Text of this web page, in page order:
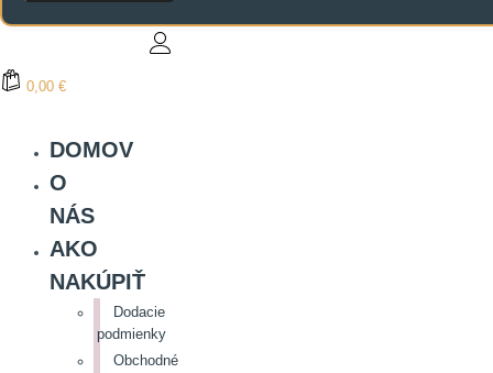
0,00 €
DOMOV
O
NÁS
AKO
NAKÚPIŤ
Dodacie
podmienky
Obchodné